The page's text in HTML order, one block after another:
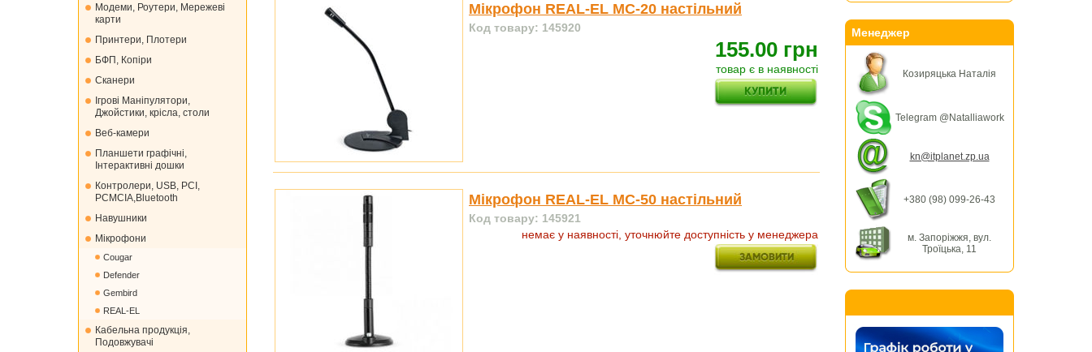
Модеми, Роутери, Мережеві
карти
Принтери, Плотери
БФП, Копіри
Сканери
Ігрові Маніпулятори,
Джойстики, крісла, столи
Веб-камери
Планшети графічні,
Інтерактивні дошки
Контролери, USB, PCI,
PCMCIA,Bluetooth
Навушники
Мікрофони
Cougar
Defender
Gembird
REAL-EL
Кабельна продукція,
Подовжувачі
Мікрофон REAL-EL MC-20 настільний
Код товару: 145920
155.00 грн
товар є в наявності
Мікрофон REAL-EL MC-50 настільний
Код товару: 145921
немає у наявності, уточнюйте доступність у менеджера
Менеджер
Козиряцька Наталія
Telegram @Natalliawork
kn@itplanet.zp.ua
+380 (98) 099-26-43
м. Запоріжжя, вул.
Троїцька, 11